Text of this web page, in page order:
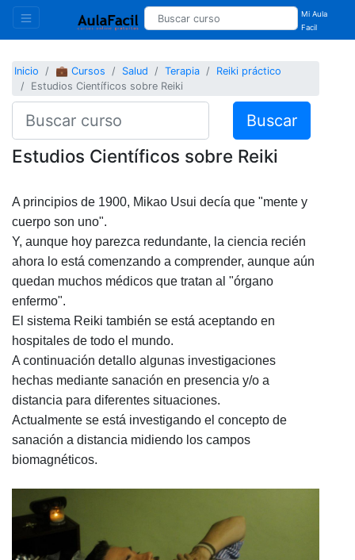
Mi Aula
Facil
Inicio 💼 Cursos Salud Terapia
Reiki práctico
Estudios Científicos sobre Reiki
Buscar
Estudios Científicos sobre Reiki
A principios de 1900, Mikao Usui decía que "mente y
cuerpo son uno".
Y, aunque hoy parezca redundante, la ciencia recién
ahora lo está comenzando a comprender, aunque aún
quedan muchos médicos que tratan al "órgano
enfermo".
El sistema Reiki también se está aceptando en
hospitales de todo el mundo.
A continuación detallo algunas investigaciones
hechas mediante sanación en presencia y/o a
distancia para diferentes situaciones.
Actualmente se está investigando el concepto de
sanación a distancia midiendo los campos
biomagnéticos.